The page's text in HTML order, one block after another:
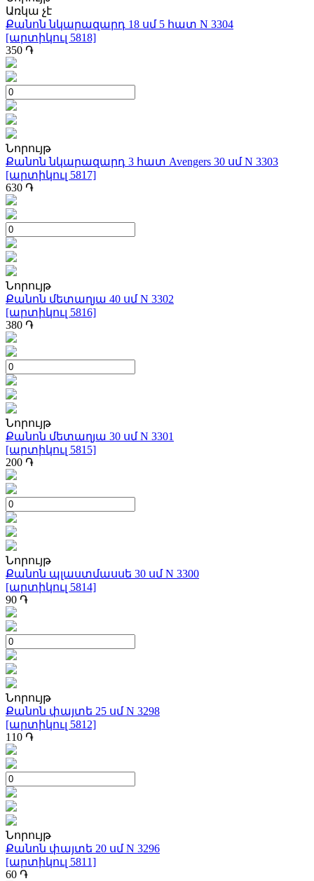
Առկա չէ
Քանոն նկարազարդ 18 սմ 5 հատ N 3304
[արտիկուլ 5818]
350 ֏
Նորույթ
Քանոն նկարազարդ 3 հատ Avengers 30 սմ N 3303
[արտիկուլ 5817]
630 ֏
Նորույթ
Քանոն մետաղյա 40 սմ N 3302
[արտիկուլ 5816]
380 ֏
Նորույթ
Քանոն մետաղյա 30 սմ N 3301
[արտիկուլ 5815]
200 ֏
Նորույթ
Քանոն պլաստմասսե 30 սմ N 3300
[արտիկուլ 5814]
90 ֏
Նորույթ
Քանոն փայտե 25 սմ N 3298
[արտիկուլ 5812]
110 ֏
Նորույթ
Քանոն փայտե 20 սմ N 3296
[արտիկուլ 5811]
60 ֏